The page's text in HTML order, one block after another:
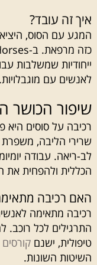
איך זה עובד?
המגע עם הסוס,
ייחודיות שמשלבות
לאנשים עם מוגבלויות.
שיפור הכושר
רכיבה על סוסים היא
שרירי הליבה, משפרת
לב-ריאה. עבודה
הכללית ולהפחית את
האם רכיבה
רכיבה מתאימה
התרגילים לכל רוכב.
טיפולית, ישנם
השיטות השונות.